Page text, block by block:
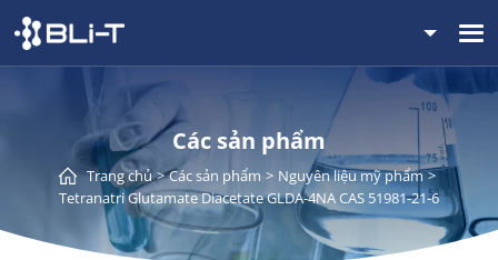
Các sản phẩm
Trang chủ Các sản phẩm
Nguyên liệu mỹ phẩm
Tetranatri Glutamate Diacetate GLDA-4NA CAS 51981-21-6